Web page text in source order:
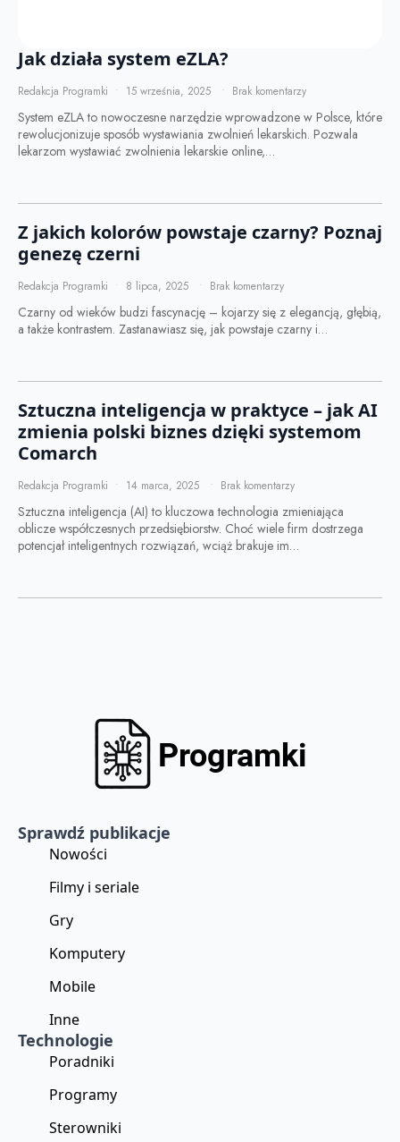
Jak działa system eZLA?
Redakcja Programki 15 września, 2025 Brak komentarzy
System eZLA to nowoczesne narzędzie wprowadzone w Polsce, które
rewolucjonizuje sposób wystawiania zwolnień lekarskich. Pozwala
lekarzom wystawiać zwolnienia lekarskie online,…
Z jakich kolorów powstaje czarny? Poznaj
genezę czerni
Redakcja Programki 8 lipca, 2025 Brak komentarzy
Czarny od wieków budzi fascynację – kojarzy się z elegancją, głębią,
a także kontrastem. Zastanawiasz się, jak powstaje czarny i…
Sztuczna inteligencja w praktyce – jak AI
zmienia polski biznes dzięki systemom
Comarch
Redakcja Programki 14 marca, 2025 Brak komentarzy
Sztuczna inteligencja (AI) to kluczowa technologia zmieniająca
oblicze współczesnych przedsiębiorstw. Choć wiele firm dostrzega
potencjał inteligentnych rozwiązań, wciąż brakuje im…
Sprawdź publikacje
Nowości
Filmy i seriale
Gry
Komputery
Mobile
Inne
Technologie
Poradniki
Programy
Sterowniki